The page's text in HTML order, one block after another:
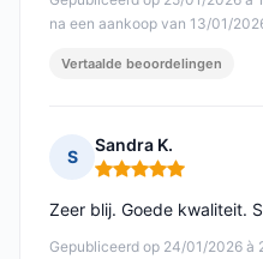
na een aankoop van 13/01/
Vertaalde beoordelingen
S
Sandra K.
Opmerking: 5 van 5
Gepubliceerd op 24/01/2026 à
Zeer blij. Goede kwaliteit.